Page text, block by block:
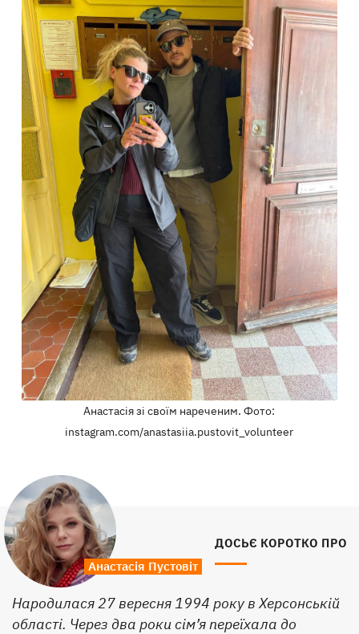
Анастасія зі своїм нареченим. Фото:
instagram.com/anastasiia.pustovit_volunteer
Анастасія Пустовіт
ДОСЬЄ КОРОТКО ПРО
Народилася 27 вересня 1994 року в Херсонській
області. Через два роки сім’я переїхала до